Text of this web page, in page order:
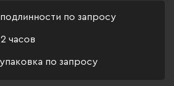
по запросу
часов
по запросу